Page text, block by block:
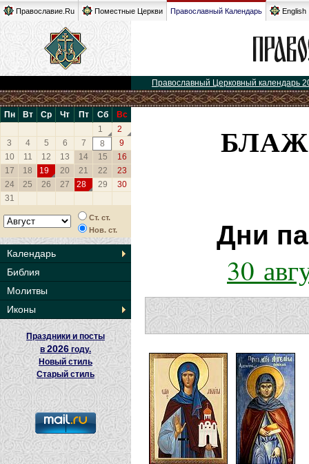
Православие.Ru Поместные Церкви Православный Календарь English
Православный Церковный календарь
Пн Вт Ср Чт Пт Сб
Вс
1
2
3
4 5 6 7 8
9
10
11 12 13 14 15
16
17
18 19 20 21 22
23
24
25 26 27 28 29
30
31
Ст. ст.
Нов. ст.
Календарь
Библия
Молитвы
Иконы
Праздники и посты
в2026 году.
Новый стиль
Старый стиль
Дни
30